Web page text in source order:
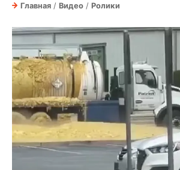
Главная / Видео / Ролики